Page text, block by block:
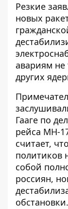
Резкие
новых
авариям не
других
Гааге по
рейса MH-
считает,
политиков
собой
россиян,
обстановки.